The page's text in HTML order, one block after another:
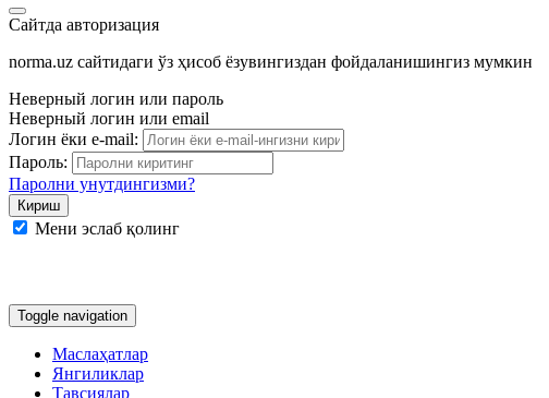
Сайтда авторизация
norma.uz сайтидаги ўз ҳисоб ёзувингиздан фойдаланишингиз мумкин
Неверный логин или пароль
Неверный логин или email
Логин ёки e-mail:
Пароль:
Паролни унутдингизми?
Мени эслаб қолинг
Toggle navigation
Маслаҳатлар
Янгиликлар
Тавсиялар